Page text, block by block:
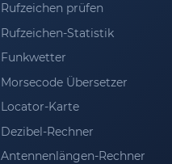
Rufzeichen prüfen
Rufzeichen-Statistik
Funkwetter
Morsecode Übersetzer
Locator-Karte
Dezibel-Rechner
Antennenlängen-Rechner